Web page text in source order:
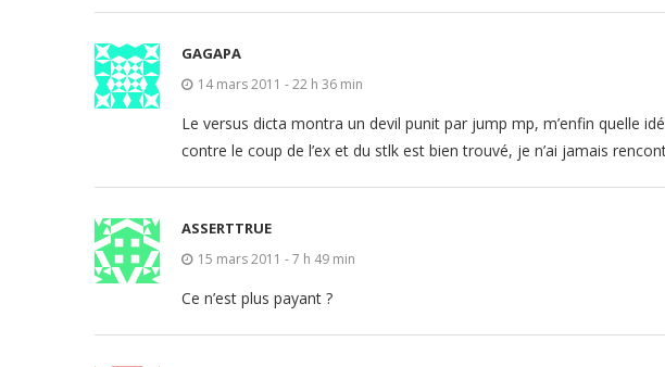
GAGAPA
14 mars 2011 - 22 h 36 min
Le versus dicta montra un devil punit par jump mp, m’enfin quelle
contre le coup de l’ex et du stlk est bien trouvé, je n’ai jamais
ASSERTTRUE
15 mars 2011 - 7 h 49 min
Ce n’est plus payant ?